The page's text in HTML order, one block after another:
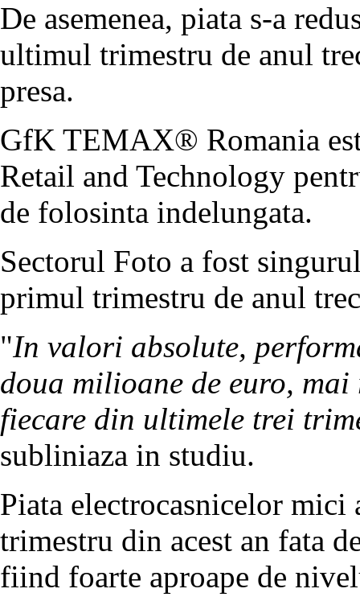
De asemenea, piata s-a
ultimul trimestru de anul
presa.
GfK TEMAX® Romania
Retail and Technology
de folosinta indelungata.
Sectorul Foto a fost
primul trimestru de anul
"In valori absolute,
doua milioane de euro,
fiecare din ultimele trei
subliniaza in studiu.
Piata electrocasnicelor
trimestru din acest an fata
fiind foarte aproape de